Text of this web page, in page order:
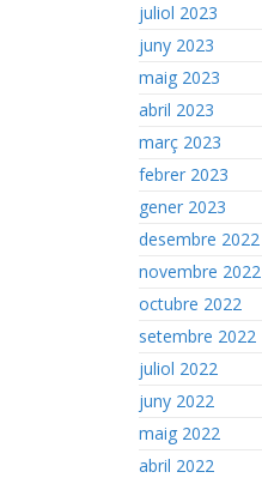
juliol 2023
juny 2023
maig 2023
abril 2023
març 2023
febrer 2023
gener 2023
desembre 2022
novembre 2022
octubre 2022
setembre 2022
juliol 2022
juny 2022
maig 2022
abril 2022